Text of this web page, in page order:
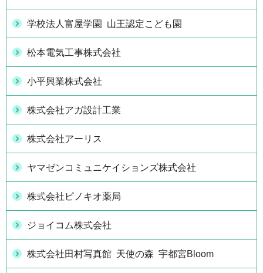
学校法人富屋学園 山王認定こども園
松本電気工事株式会社
小平興業株式会社
株式会社アガ設計工業
株式会社アーリス
ヤマゼンコミュニケイションズ株式会社
株式会社ピノキオ薬局
ジョイコム株式会社
株式会社田村写真館 天使の森 宇都宮Bloom